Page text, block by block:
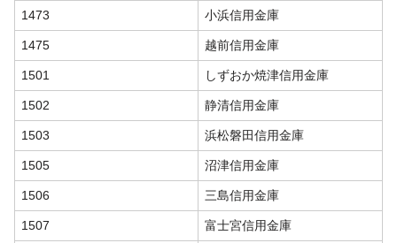
1473 小浜信用金庫
1475 越前信用金庫
1501 しずおか焼津信用金庫
1502 静清信用金庫
1503 浜松磐田信用金庫
1505 沼津信用金庫
1506 三島信用金庫
1507 富士宮信用金庫